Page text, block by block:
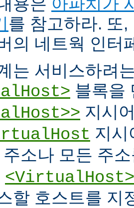
를 참고하라. 또
의 네트웍 인터
는 서비스하려
블록을
지시
지시
주소나 모든 주
할 호스트를 지